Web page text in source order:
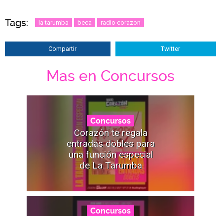
Tags: la tarumba beca radio corazon
Compartir Twitter
Mas en Concursos
Concursos
Corazón te regala
entradas dobles para
una función especial
de La Tarumba
Concursos